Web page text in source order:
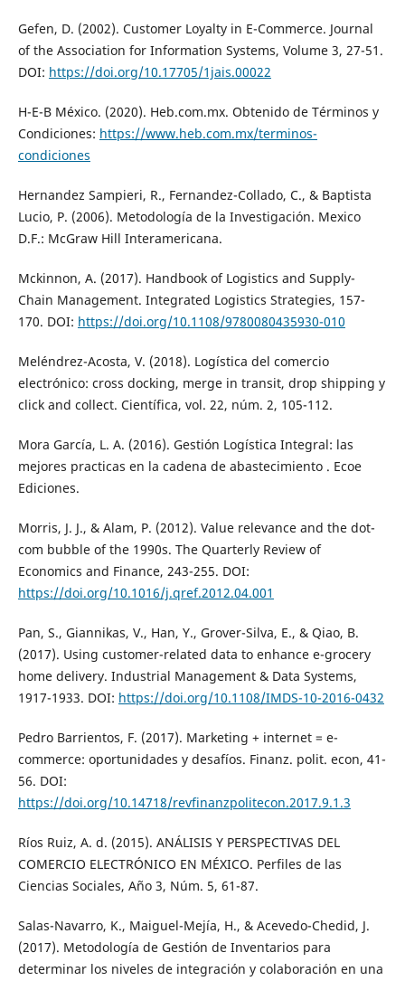
Gefen, D. (2002). Customer Loyalty in E-Commerce. Journal
of the Association for Information Systems, Volume 3, 27-51.
DOI: https://doi.org/10.17705/1jais.00022
H-E-B México. (2020). Heb.com.mx. Obtenido de Términos y
Condiciones: https://www.heb.com.mx/terminos-
condiciones
Hernandez Sampieri, R., Fernandez-Collado, C., & Baptista
Lucio, P. (2006). Metodología de la Investigación. Mexico
D.F.: McGraw Hill Interamericana.
Mckinnon, A. (2017). Handbook of Logistics and Supply-
Chain Management. Integrated Logistics Strategies, 157-
170. DOI: https://doi.org/10.1108/9780080435930-010
Meléndrez-Acosta, V. (2018). Logística del comercio
electrónico: cross docking, merge in transit, drop shipping y
click and collect. Científica, vol. 22, núm. 2, 105-112.
Mora García, L. A. (2016). Gestión Logística Integral: las
mejores practicas en la cadena de abastecimiento . Ecoe
Ediciones.
Morris, J. J., & Alam, P. (2012). Value relevance and the dot-
com bubble of the 1990s. The Quarterly Review of
Economics and Finance, 243-255. DOI:
https://doi.org/10.1016/j.qref.2012.04.001
Pan, S., Giannikas, V., Han, Y., Grover-Silva, E., & Qiao, B.
(2017). Using customer-related data to enhance e-grocery
home delivery. Industrial Management & Data Systems,
1917-1933. DOI: https://doi.org/10.1108/IMDS-10-2016-0432
Pedro Barrientos, F. (2017). Marketing + internet = e-
commerce: oportunidades y desafíos. Finanz. polit. econ, 41-
56. DOI:
https://doi.org/10.14718/revfinanzpolitecon.2017.9.1.3
Ríos Ruiz, A. d. (2015). ANÁLISIS Y PERSPECTIVAS DEL
COMERCIO ELECTRÓNICO EN MÉXICO. Perfiles de las
Ciencias Sociales, Año 3, Núm. 5, 61-87.
Salas-Navarro, K., Maiguel-Mejía, H., & Acevedo-Chedid, J.
(2017). Metodología de Gestión de Inventarios para
determinar los niveles de integración y colaboración en una